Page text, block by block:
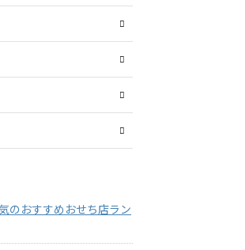
のおすすめおせち店ラン